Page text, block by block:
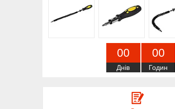
00
Днів
00
Годин